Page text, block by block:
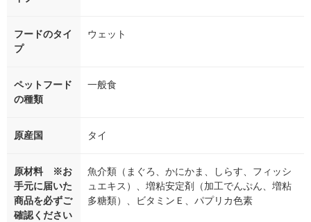
フードのタイ
プ
ウェット
ペットフード
の種類
一般食
原産国 タイ
原材料 ※お
手元に届いた
商品を必ずご
確認ください
魚介類（まぐろ、かにかま、しらす、フィッシ
ュエキス）、増粘安定剤（加工でんぷん、増粘
多糖類）、ビタミンＥ、パプリカ色素